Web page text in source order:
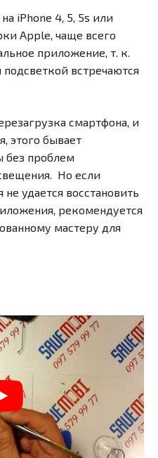
iPhone 4, 5, 5s или
Apple, чаще всего
приложение, т. к.
встречаются
смартфона, и
этого бывает
без проблем
Но если
удается восстановить
рекомендуется
мастеру для